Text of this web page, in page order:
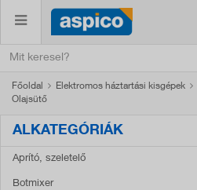
Főoldal Elektromos háztartási kisgépek
Olajsütő
ALKATEGÓRIÁK
Aprító, szeletelő
Botmixer